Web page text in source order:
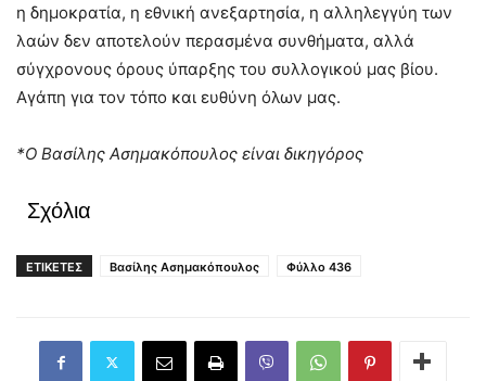
η δημοκρατία, η εθνική ανεξαρτησία, η αλληλεγγύη των
λαών δεν αποτελούν περασμένα συνθήματα, αλλά
σύγχρονους όρους ύπαρξης του συλλογικού μας βίου.
Αγάπη για τον τόπο και ευθύνη όλων μας.
*Ο Βασίλης Ασημακόπουλος είναι δικηγόρος
Σχόλια
ΕΤΙΚΕΤΕΣ Βασίλης Ασημακόπουλος Φύλλο 436